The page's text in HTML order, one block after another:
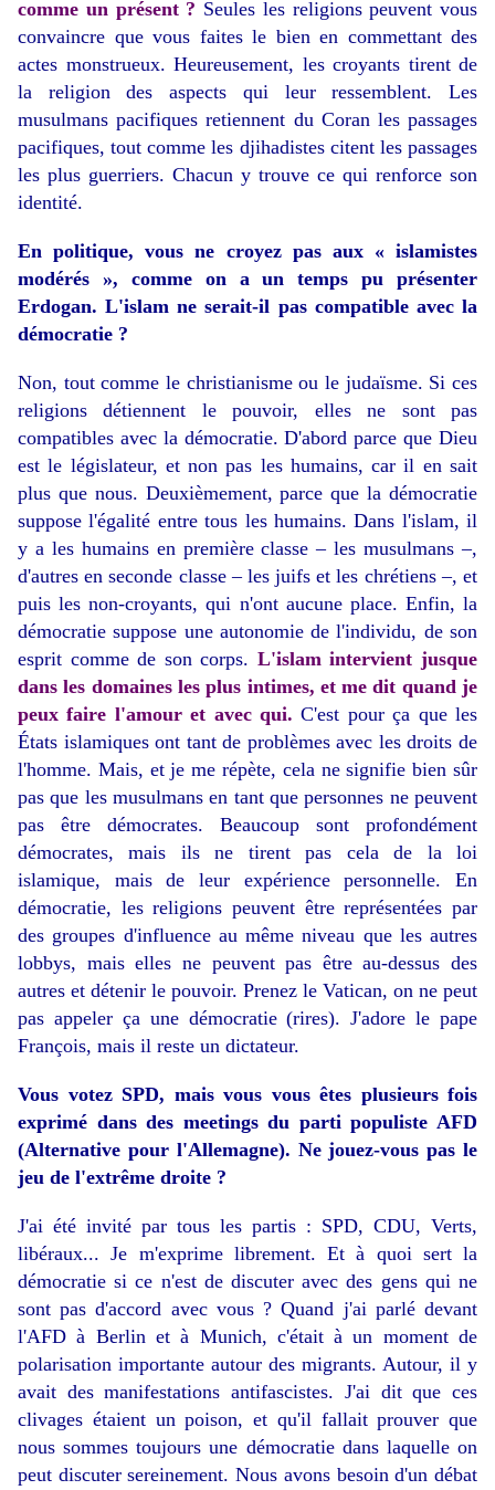
comme un présent ? Seules les religions peuvent vous
convaincre que vous faites le bien en commettant des
actes monstrueux. Heureusement, les croyants tirent de
la religion des aspects qui leur ressemblent. Les
musulmans pacifiques retiennent du Coran les passages
pacifiques, tout comme les djihadistes citent les passages
les plus guerriers. Chacun y trouve ce qui renforce son
identité.
En politique, vous ne croyez pas aux « islamistes
modérés », comme on a un temps pu présenter
Erdogan. L'islam ne serait-il pas compatible avec la
démocratie ?
Non, tout comme le christianisme ou le judaïsme. Si ces
religions détiennent le pouvoir, elles ne sont pas
compatibles avec la démocratie. D'abord parce que Dieu
est le législateur, et non pas les humains, car il en sait
plus que nous. Deuxièmement, parce que la démocratie
suppose l'égalité entre tous les humains. Dans l'islam, il
y a les humains en première classe – les musulmans –,
d'autres en seconde classe – les juifs et les chrétiens –, et
puis les non-croyants, qui n'ont aucune place. Enfin, la
démocratie suppose une autonomie de l'individu, de son
esprit comme de son corps. L'islam intervient jusque
dans les domaines les plus intimes, et me dit quand je
peux faire l'amour et avec qui. C'est pour ça que les
États islamiques ont tant de problèmes avec les droits de
l'homme. Mais, et je me répète, cela ne signifie bien sûr
pas que les musulmans en tant que personnes ne peuvent
pas être démocrates. Beaucoup sont profondément
démocrates, mais ils ne tirent pas cela de la loi
islamique, mais de leur expérience personnelle. En
démocratie, les religions peuvent être représentées par
des groupes d'influence au même niveau que les autres
lobbys, mais elles ne peuvent pas être au-dessus des
autres et détenir le pouvoir. Prenez le Vatican, on ne peut
pas appeler ça une démocratie (rires). J'adore le pape
François, mais il reste un dictateur.
Vous votez SPD, mais vous vous êtes plusieurs fois
exprimé dans des meetings du parti populiste AFD
(Alternative pour l'Allemagne). Ne jouez-vous pas le
jeu de l'extrême droite ?
J'ai été invité par tous les partis : SPD, CDU, Verts,
libéraux... Je m'exprime librement. Et à quoi sert la
démocratie si ce n'est de discuter avec des gens qui ne
sont pas d'accord avec vous ? Quand j'ai parlé devant
l'AFD à Berlin et à Munich, c'était à un moment de
polarisation importante autour des migrants. Autour, il y
avait des manifestations antifascistes. J'ai dit que ces
clivages étaient un poison, et qu'il fallait prouver que
nous sommes toujours une démocratie dans laquelle on
peut discuter sereinement. Nous avons besoin d'un débat